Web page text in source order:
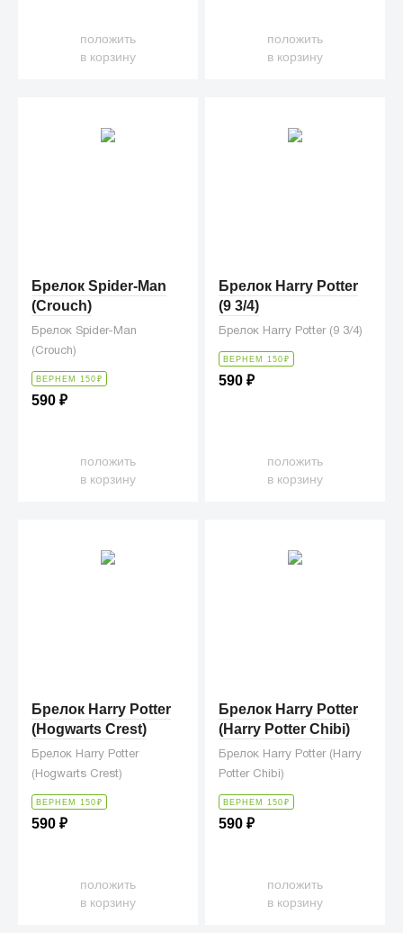
положить
в корзину
положить
в корзину
Брелок Spider-Man
(Crouch)
Брелок Spider-Man
(Crouch)
ВЕРНЕМ 150 ₽
590₽
положить
в корзину
Брелок Harry Potter
(9 3/4)
Брелок Harry Potter (9 3/4)
ВЕРНЕМ 150 ₽
590₽
положить
в корзину
Брелок Harry Potter
(Hogwarts Crest)
Брелок Harry Potter
(Hogwarts Crest)
ВЕРНЕМ 150 ₽
590₽
положить
в корзину
Брелок Harry Potter
(Harry Potter Chibi)
Брелок Harry Potter (Harry
Potter Chibi)
ВЕРНЕМ 150 ₽
590₽
положить
в корзину